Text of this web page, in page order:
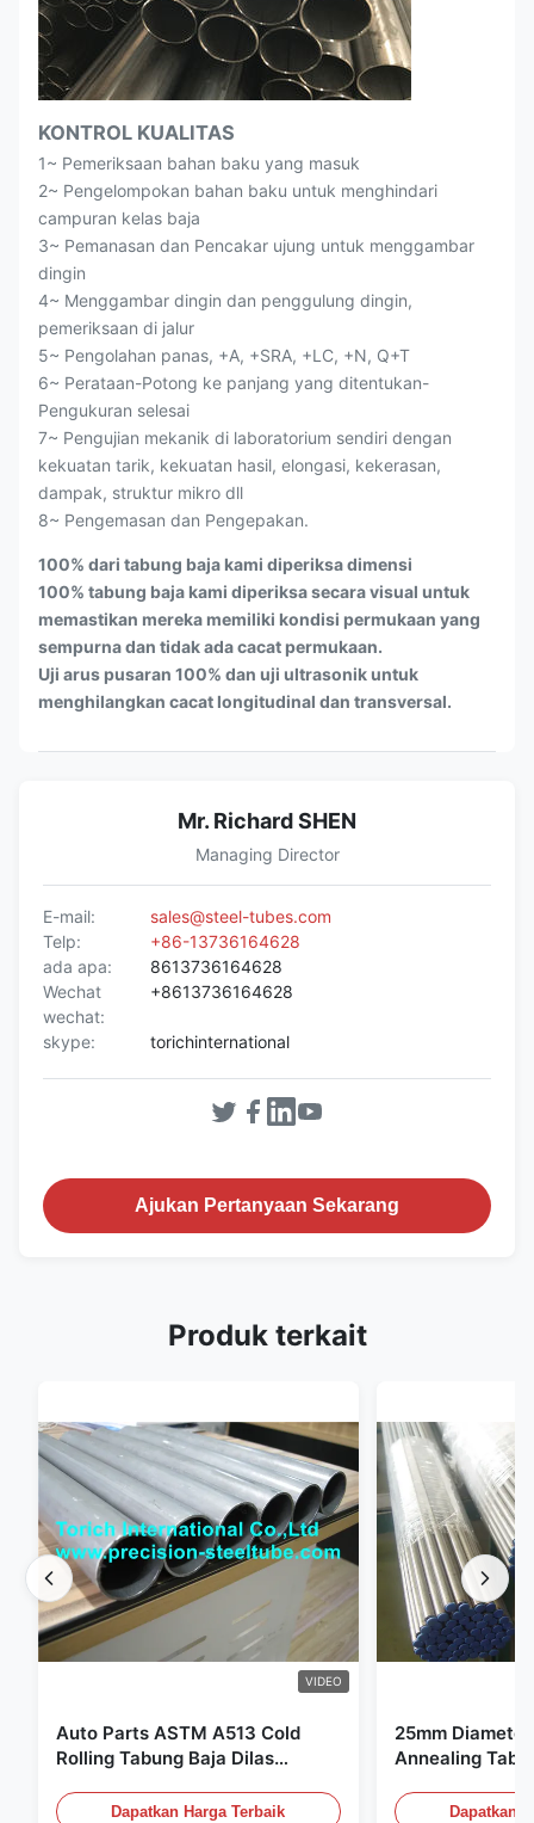
KONTROL KUALITAS
1~ Pemeriksaan bahan baku yang masuk
2~ Pengelompokan bahan baku untuk menghindari
campuran kelas baja
3~ Pemanasan dan Pencakar ujung untuk menggambar
dingin
4~ Menggambar dingin dan penggulung dingin,
pemeriksaan di jalur
5~ Pengolahan panas, +A, +SRA, +LC, +N, Q+T
6~ Perataan-Potong ke panjang yang ditentukan-
Pengukuran selesai
7~ Pengujian mekanik di laboratorium sendiri dengan
kekuatan tarik, kekuatan hasil, elongasi, kekerasan,
dampak, struktur mikro dll
8~ Pengemasan dan Pengepakan.
100% dari tabung baja kami diperiksa dimensi
100% tabung baja kami diperiksa secara visual untuk
memastikan mereka memiliki kondisi permukaan yang
sempurna dan tidak ada cacat permukaan.
Uji arus pusaran 100% dan uji ultrasonik untuk
menghilangkan cacat longitudinal dan transversal.
Mr. Richard SHEN
Managing Director
E-mail:
sales@steel-tubes.com
Telp:
+86-13736164628
ada apa:
8613736164628
Wechat
wechat:
+8613736164628
skype: torichinternational
Ajukan Pertanyaan Sekarang
Produk terkait
VIDEO
Auto Parts ASTM A513 Cold
Rolling Tabung Baja Dilas
Dapatkan Harga Terbaik
25mm
Annealing
Dapatkan